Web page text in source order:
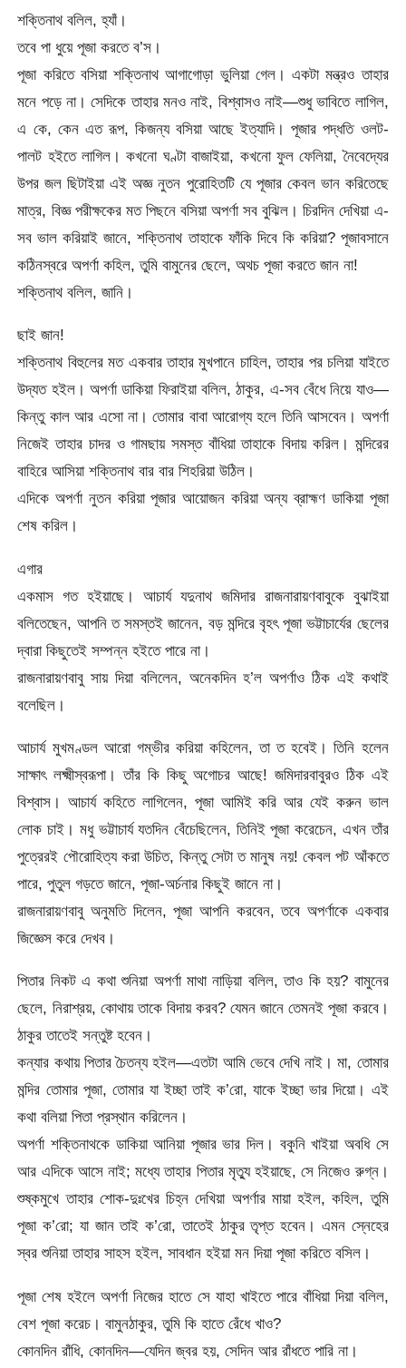
শক্তিনাথ বলিল, হ্যাঁ।
তবে পা ধুয়ে পূজা করতে ব’স।
পূজা করিতে বসিয়া শক্তিনাথ আগাগোড়া ভুলিয়া গেল। একটা মন্ত্রও তাহার
মনে পড়ে না। সেদিকে তাহার মনও নাই, বিশ্বাসও নাই—শুধু ভাবিতে লাগিল,
এ কে, কেন এত রূপ, কিজন্য বসিয়া আছে ইত্যাদি। পূজার পদ্ধতি ওলট-
পালট হইতে লাগিল। কখনো ঘণ্টা বাজাইয়া, কখনো ফুল ফেলিয়া, নৈবেদ্যের
উপর জল ছিটাইয়া এই অজ্ঞ নুতন পুরোহিতটি যে পূজার কেবল ভান করিতেছে
মাত্র, বিজ্ঞ পরীক্ষকের মত পিছনে বসিয়া অপর্ণা সব বুঝিল। চিরদিন দেখিয়া এ-
সব ভাল করিয়াই জানে, শক্তিনাথ তাহাকে ফাঁকি দিবে কি করিয়া? পূজাবসানে
কঠিনস্বরে অপর্ণা কহিল, তুমি বামুনের ছেলে, অথচ পূজা করতে জান না!
শক্তিনাথ বলিল, জানি।
ছাই জান!
শক্তিনাথ বিহুলের মত একবার তাহার মুখপানে চাহিল, তাহার পর চলিয়া যাইতে
উদ্যত হইল। অপর্ণা ডাকিয়া ফিরাইয়া বলিল, ঠাকুর, এ-সব বেঁধে নিয়ে যাও—
কিন্তু কাল আর এসো না। তোমার বাবা আরোগ্য হলে তিনি আসবেন। অপর্ণা
নিজেই তাহার চাদর ও গামছায় সমস্ত বাঁধিয়া তাহাকে বিদায় করিল। মন্দিরের
বাহিরে আসিয়া শক্তিনাথ বার বার শিহরিয়া উঠিল।
এদিকে অপর্ণা নুতন করিয়া পূজার আয়োজন করিয়া অন্য ব্রাহ্মণ ডাকিয়া পূজা
শেষ করিল।
এগার
একমাস গত হইয়াছে। আচার্য যদুনাথ জমিদার রাজনারায়ণবাবুকে বুঝাইয়া
বলিতেছেন, আপনি ত সমস্তই জানেন, বড় মন্দিরে বৃহৎ পূজা ভট্টাচার্যের ছেলের
দ্বারা কিছুতেই সম্পন্ন হইতে পারে না।
রাজনারায়ণবাবু সায় দিয়া বলিলেন, অনেকদিন হ’ল অপর্ণাও ঠিক এই কথাই
বলেছিল।
আচার্য মুখমণ্ডল আরো গম্ভীর করিয়া কহিলেন, তা ত হবেই। তিনি হলেন
সাক্ষাৎ লক্ষ্মীস্বরূপা। তাঁর কি কিছু অগোচর আছে! জমিদারবাবুরও ঠিক এই
বিশ্বাস। আচার্য কহিতে লাগিলেন, পূজা আমিই করি আর যেই করুন ভাল
লোক চাই। মধু ভট্টাচার্য যতদিন বেঁচেছিলেন, তিনিই পূজা করেচেন, এখন তাঁর
পুত্রেরই পৌরোহিত্য করা উচিত, কিন্তু সেটা ত মানুষ নয়! কেবল পট আঁকতে
পারে, পুতুল গড়তে জানে, পূজা-অর্চনার কিছুই জানে না।
রাজনারায়ণবাবু অনুমতি দিলেন, পূজা আপনি করবেন, তবে অপর্ণাকে একবার
জিজ্ঞেস করে দেখব।
পিতার নিকট এ কথা শুনিয়া অপর্ণা মাথা নাড়িয়া বলিল, তাও কি হয়? বামুনের
ছেলে, নিরাশ্রয়, কোথায় তাকে বিদায় করব? যেমন জানে তেমনই পূজা করবে।
ঠাকুর তাতেই সন্তুষ্ট হবেন।
কন্যার কথায় পিতার চৈতন্য হইল—এতটা আমি ভেবে দেখি নাই। মা, তোমার
মন্দির তোমার পূজা, তোমার যা ইচ্ছা তাই ক’রো, যাকে ইচ্ছা ভার দিয়ো। এই
কথা বলিয়া পিতা প্রস্থান করিলেন।
অপর্ণা শক্তিনাথকে ডাকিয়া আনিয়া পূজার ভার দিল। বকুনি খাইয়া অবধি সে
আর এদিকে আসে নাই; মধ্যে তাহার পিতার মৃত্যু হইয়াছে, সে নিজেও রুগ্ন।
শুষ্কমুখে তাহার শোক-দুঃখের চিহ্ন দেখিয়া অপর্ণার মায়া হইল, কহিল, তুমি
পূজা ক’রো; যা জান তাই ক’রো, তাতেই ঠাকুর তৃপ্ত হবেন। এমন স্নেহের
স্বর শুনিয়া তাহার সাহস হইল, সাবধান হইয়া মন দিয়া পূজা করিতে বসিল।
পূজা শেষ হইলে অপর্ণা নিজের হাতে সে যাহা খাইতে পারে বাঁধিয়া দিয়া বলিল,
বেশ পূজা করেচ। বামুনঠাকুর, তুমি কি হাতে রেঁধে খাও?
কোনদিন রাঁধি, কোনদিন—যেদিন জ্বর হয়, সেদিন আর রাঁধতে পারি না।